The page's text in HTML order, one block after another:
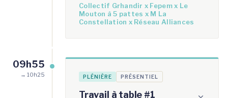
Collectif Grhandir x Fepem x Le
Mouton à 5 pattes x M La
Constellation x Réseau Alliances
09h55
→ 10h25 PLÉNIÈRE PRÉSENTIEL
Travail à table #1